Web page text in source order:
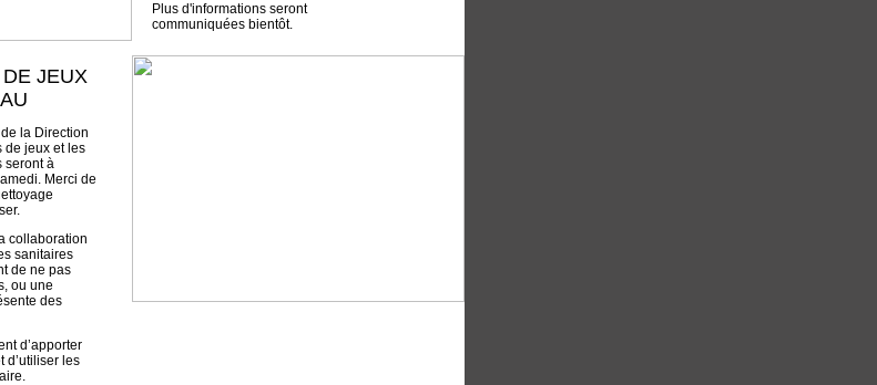
Plus d'informations seront
communiquées bientôt.
JEUX
la Direction
de jeux et les
seront à
Merci de
collaboration
sanitaires
de ne pas
ou une
des
d’apporter
d’utiliser les